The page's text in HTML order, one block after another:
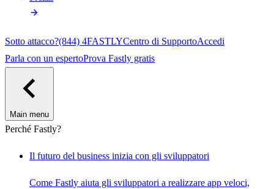
Sotto attacco?(844) 4FASTLYCentro di SupportoAccedi
Parla con un espertoProva Fastly gratis
Main menu
Perché Fastly?
Il futuro del business inizia con gli sviluppatori
Come Fastly aiuta gli sviluppatori a realizzare app veloci,